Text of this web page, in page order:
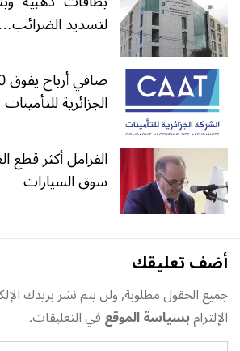
لتسديد الضرائب… و17 سببا
الجزائرية للتأمينات
الفرامل أكثر قطع
سوق السيارات
أضف تعليقك
جميع الحقول مطلوبة, ولن يتم نشر بريدك
الإلتزامبسياسة الموقعفي التعليقات.